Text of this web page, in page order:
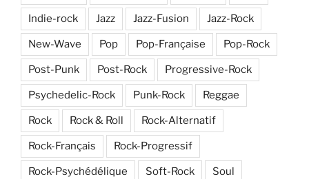
Indie-rock Jazz Jazz-Fusion Jazz-Rock
New-Wave Pop Pop-Française Pop-Rock
Post-Punk Post-Rock Progressive-Rock
Psychedelic-Rock Punk-Rock Reggae
Rock Rock & Roll Rock-Alternatif
Rock-Français Rock-Progressif
Rock-Psychédélique Soft-Rock Soul